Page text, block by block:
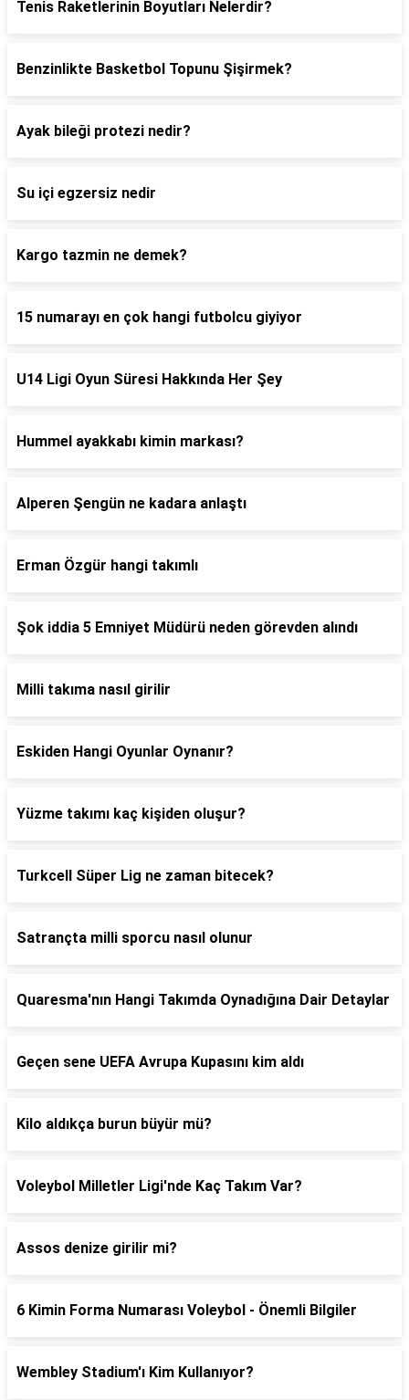
Tenis Raketlerinin Boyutları Nelerdir?
Benzinlikte Basketbol Topunu Şişirmek?
Ayak bileği protezi nedir?
Su içi egzersiz nedir
Kargo tazmin ne demek?
15 numarayı en çok hangi futbolcu giyiyor
U14 Ligi Oyun Süresi Hakkında Her Şey
Hummel ayakkabı kimin markası?
Alperen Şengün ne kadara anlaştı
Erman Özgür hangi takımlı
Şok iddia 5 Emniyet Müdürü neden görevden alındı
Milli takıma nasıl girilir
Eskiden Hangi Oyunlar Oynanır?
Yüzme takımı kaç kişiden oluşur?
Turkcell Süper Lig ne zaman bitecek?
Satrançta milli sporcu nasıl olunur
Quaresma'nın Hangi Takımda Oynadığına Dair Detaylar
Geçen sene UEFA Avrupa Kupasını kim aldı
Kilo aldıkça burun büyür mü?
Voleybol Milletler Ligi'nde Kaç Takım Var?
Assos denize girilir mi?
6 Kimin Forma Numarası Voleybol - Önemli Bilgiler
Wembley Stadium'ı Kim Kullanıyor?